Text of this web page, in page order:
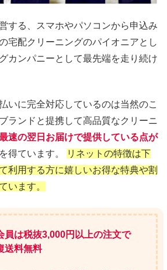
する、スマホやパソコンから申込み
宅配クリーニングのパイオニアとし
カンパニーとして最先端を走り続け
いに完全対応しているのは当然のこ
ランドと提携して高品質なクリーニ
速の翌日お届けで提供している点が
を得ています。
リネットの特徴は下
利用する方に嬉しいお得な特典や割
います。
員は税抜3,000円以上の注文で
送料無料